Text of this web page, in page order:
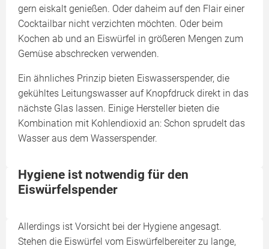
gern eiskalt genießen. Oder daheim auf den Flair einer
Cocktailbar nicht verzichten möchten. Oder beim
Kochen ab und an Eiswürfel in größeren Mengen zum
Gemüse abschrecken verwenden.
Ein ähnliches Prinzip bieten Eiswasserspender, die
gekühltes Leitungswasser auf Knopfdruck direkt in das
nächste Glas lassen. Einige Hersteller bieten die
Kombination mit Kohlendioxid an: Schon sprudelt das
Wasser aus dem Wasserspender.
Hygiene ist notwendig für den
Eiswürfelspender
Allerdings ist Vorsicht bei der Hygiene angesagt.
Stehen die Eiswürfel vom Eiswürfelbereiter zu lange,